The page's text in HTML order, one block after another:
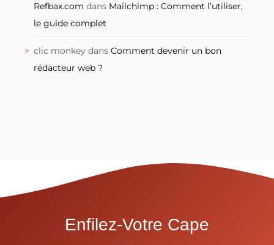
Refbax.com dans Mailchimp : Comment l’utiliser,
le guide complet
clic monkey dans Comment devenir un bon
rédacteur web ?
Enfilez-Votre Cape